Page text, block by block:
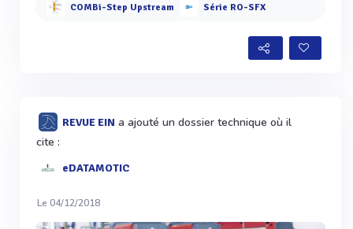
COMBi-Step Upstream Série RO-SFX
REVUE EIN a ajouté un dossier technique où il
cite :
eDATAMOTIC
Le 04/12/2018